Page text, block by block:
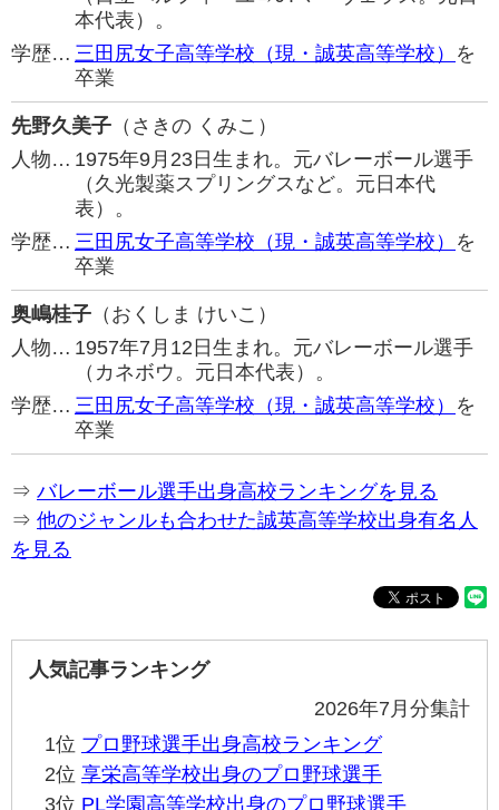
本代表）。
学歴… 三田尻女子高等学校（現・誠英高等学校） を
卒業
先野久美子 （さきの くみこ）
人物… 1975年9月23日生まれ。元バレーボール選手
（久光製薬スプリングスなど。元日本代
表）。
学歴… 三田尻女子高等学校（現・誠英高等学校） を
卒業
奥嶋桂子 （おくしま けいこ）
人物… 1957年7月12日生まれ。元バレーボール選手
（カネボウ。元日本代表）。
学歴… 三田尻女子高等学校（現・誠英高等学校） を
卒業
⇒ バレーボール選手出身高校ランキングを見る
⇒ 他のジャンルも合わせた誠英高等学校出身有名人
を見る
人気記事ランキング
2026年7月分集計
1位 プロ野球選手出身高校ランキング
2位 享栄高等学校出身のプロ野球選手
3位 PL学園高等学校出身のプロ野球選手